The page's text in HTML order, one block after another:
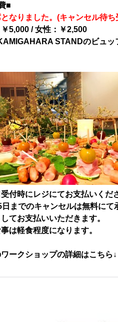
とは？ メンバー図鑑 活動
■
なりました。(キャンセル待ち
5,000 / 女性：￥2,500
STANDのビュッ
付時にレジにてお支払いくだ
までのキャンセルは無料にて
てお支払いいただきます。
は軽食程度になります。
ークショップの詳細はこちら